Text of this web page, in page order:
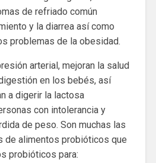
de refriado común
y la diarrea así como
problemas de la obesidad.
arterial, mejoran la salud
en los bebés, así
a digerir la lactosa
con intolerancia y
de peso. Son muchas las
de alimentos probióticos que
probióticos para: